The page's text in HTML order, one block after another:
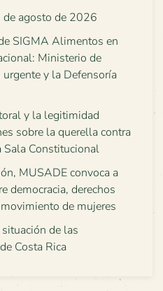
de agosto de 2026
SIGMA Alimentos en
Ministerio de
y la Defensoría
y la legitimidad
sobre la querella contra
Sala Constitucional
MUSADE convoca a
democracia, derechos
de mujeres
de las
Costa Rica